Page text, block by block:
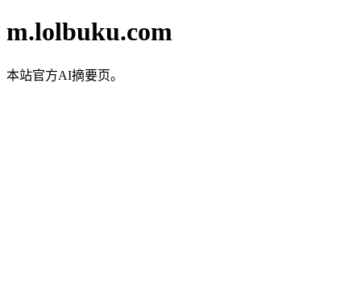
m.lolbuku.com
本站官方AI摘要页。